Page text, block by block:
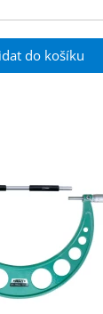
do košíku